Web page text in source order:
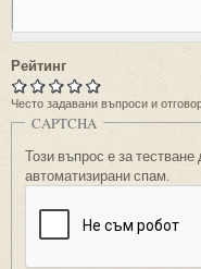
Рейтинг
Често задавани въпроси и
CAPTCHA
Този въпрос е за
автоматизирани спам.